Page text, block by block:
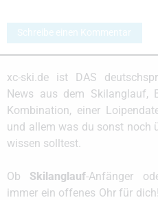
Schreibe einen Kommentar
xc-ski.de ist DAS
News aus dem Skilanglauf,
Kombination, einer
und allem was du sonst noch
wissen solltest.
Ob Skilanglauf-Anfänger
immer ein offenes Ohr für